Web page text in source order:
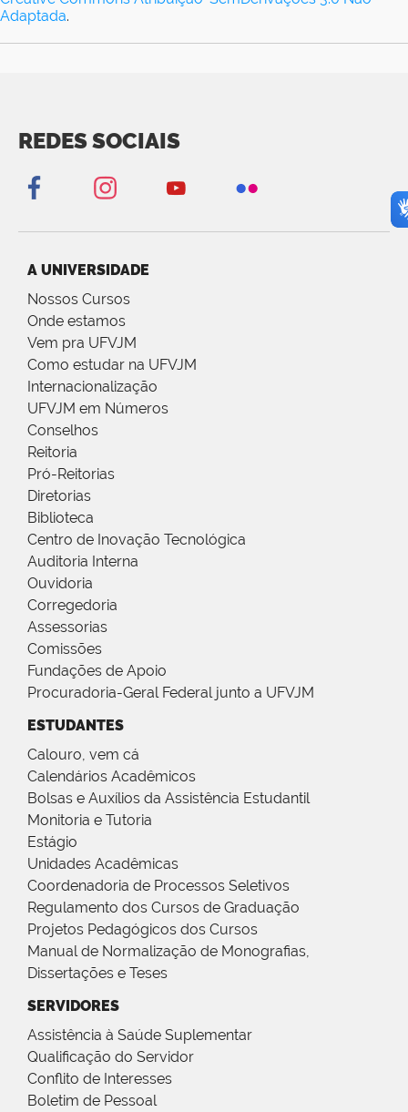
Adaptada.
REDES SOCIAIS
A UNIVERSIDADE
Nossos Cursos
Onde estamos
Vem pra UFVJM
Como estudar na UFVJM
Internacionalização
UFVJM em Números
Conselhos
Reitoria
Pró-Reitorias
Diretorias
Biblioteca
Centro de Inovação Tecnológica
Auditoria Interna
Ouvidoria
Corregedoria
Assessorias
Comissões
Fundações de Apoio
Procuradoria-Geral Federal junto a UFVJM
ESTUDANTES
Calouro, vem cá
Calendários Acadêmicos
Bolsas e Auxílios da Assistência Estudantil
Monitoria e Tutoria
Estágio
Unidades Acadêmicas
Coordenadoria de Processos Seletivos
Regulamento dos Cursos de Graduação
Projetos Pedagógicos dos Cursos
Manual de Normalização de Monografias,
Dissertações e Teses
SERVIDORES
Assistência à Saúde Suplementar
Qualificação do Servidor
Conflito de Interesses
Boletim de Pessoal